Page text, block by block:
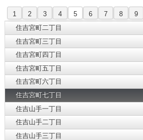
1 2 3 4 5 6 7 8 9
住吉宮町二丁目
住吉宮町三丁目
住吉宮町四丁目
住吉宮町五丁目
住吉宮町六丁目
住吉宮町七丁目
住吉山手一丁目
住吉山手二丁目
住吉山手三丁目